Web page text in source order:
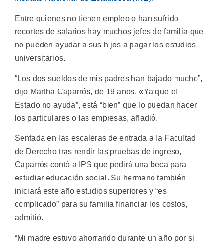
Entre quienes no tienen empleo o han sufrido
recortes de salarios hay muchos jefes de familia que
no pueden ayudar a sus hijos a pagar los estudios
universitarios.
“Los dos sueldos de mis padres han bajado mucho”,
dijo Martha Caparrós, de 19 años. «Ya que el
Estado no ayuda”, está “bien” que lo puedan hacer
los particulares o las empresas, añadió.
Sentada en las escaleras de entrada a la Facultad
de Derecho tras rendir las pruebas de ingreso,
Caparrós contó a IPS que pedirá una beca para
estudiar educación social. Su hermano también
iniciará este año estudios superiores y “es
complicado” para su familia financiar los costos,
admitió.
“Mi madre estuvo ahorrando durante un año por si